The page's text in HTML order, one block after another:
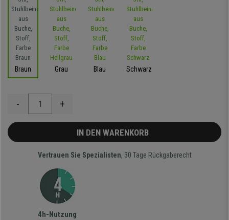
Braun Grau Blau Schwarz
- +
IN DEN WARENKORB
Vertrauen Sie Spezialisten, 30 Tage Rückgaberecht
4h-Nutzung